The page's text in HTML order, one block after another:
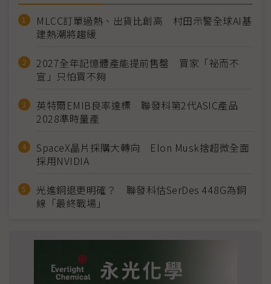
MLCC訂單過熱、出貨比創高 村田示警全球AI基
建熱潮將趨緩
2027全年記憶體產能提前售罄 買家「祕而不
宣」只怕買不夠
英特爾EMIB良率達標 聯發科第2代ASIC產品
2028準時量產
SpaceX晶片採購大轉向 Elon Musk捨超微全面
採用NVIDIA
光進銅退更明確？ 聯發科估SerDes 448G為銅
線「最終戰場」